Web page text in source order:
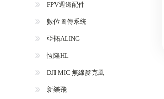
FPV週邊配件
數位圖傳系統
亞拓ALING
恆隆HL
DJI MIC 無線麥克風
新樂飛